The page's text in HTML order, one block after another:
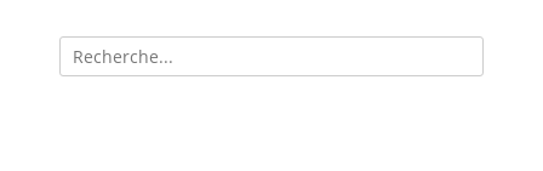
Recherche
pour: